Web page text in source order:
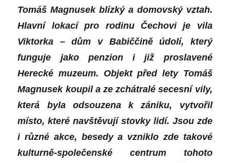
Tomáš Magnusek blízký a domovský vztah.
Hlavní lokací pro rodinu Čechovi je vila
Viktorka – dům v Babiččině údolí, který
funguje jako penzion i již proslavené
Hereckémuzeum. Objekt před lety Tomáš
Magnusek koupil a ze zchátralésecesní vily,
která byla odsouzena k zániku, vytvořil
místo, kterénavštěvují stovky lidí. Jsou zde
i různé akce, besedy a vzniklo zde takové
kulturně-společenské centrum tohoto